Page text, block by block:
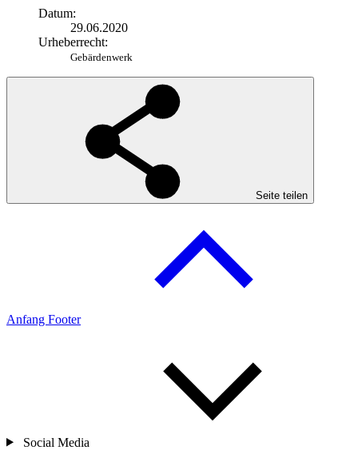
Datum:
29.06.2020
Urheberrecht:
Gebärdenwerk
Seite teilen
Anfang Footer
Social Media